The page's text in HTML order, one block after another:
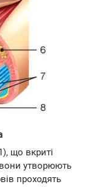
що вкриті
утворюють
проходять